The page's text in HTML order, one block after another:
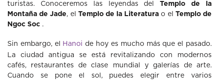
turistas. Conoceremos las leyendas delTemplo de la
Montaña de Jade, el Templo de la Literaturao el Templo de
Ngoc Soc .
Sin embargo, el Hanoi de hoy es mucho más que el pasado.
La ciudad antigua se está revitalizando con modernos
cafés, restaurantes de clase mundial y galerías de arte.
Cuando se pone el sol, puedes elegir entre varios